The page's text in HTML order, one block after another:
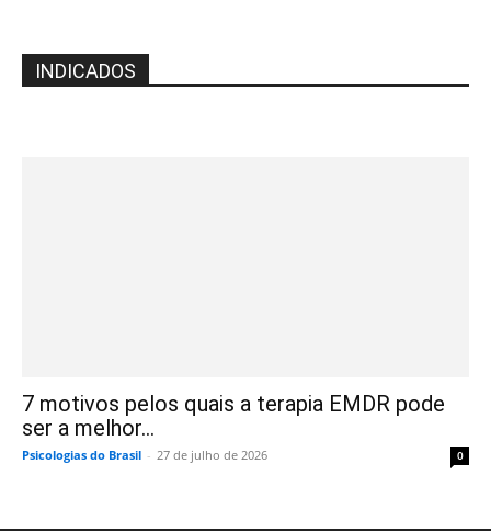
INDICADOS
7 motivos pelos quais a terapia EMDR pode
ser a melhor...
Psicologias do Brasil - 27 de julho de 2026 0